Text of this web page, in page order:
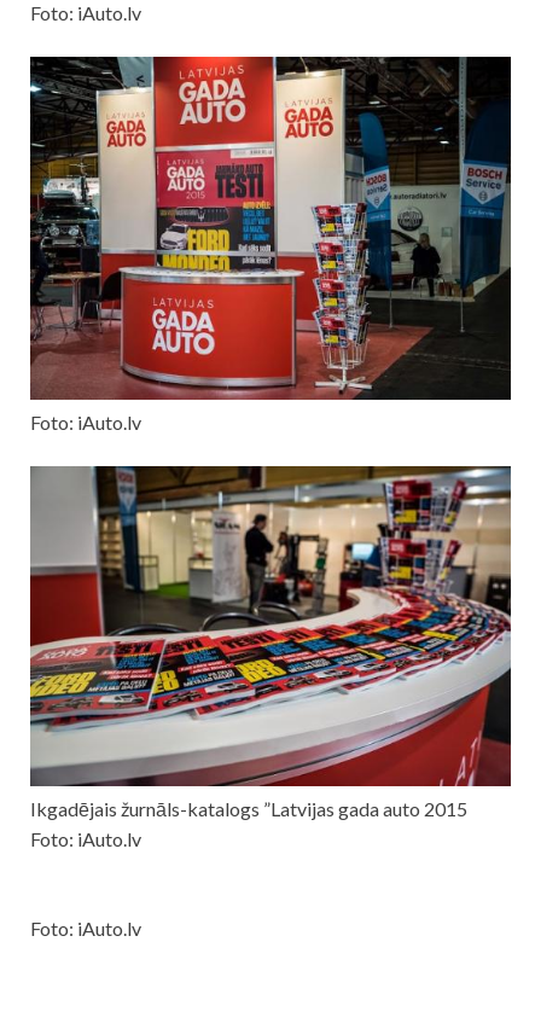
Foto: iAuto.lv
Foto: iAuto.lv
Ikgadējais žurnāls-katalogs ”Latvijas gada auto 2015
Foto: iAuto.lv
Foto: iAuto.lv